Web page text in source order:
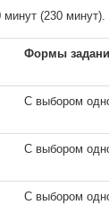
минут (230 минут).
Формы
С выбором
С выбором
С выбором